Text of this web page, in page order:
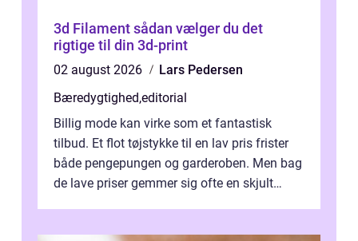
3d Filament sådan vælger du det
rigtige til din 3d-print
02 august 2026
Lars Pedersen
Bæredygtighed,editorial
Billig mode kan virke som et fantastisk
tilbud. Et flot tøjstykke til en lav pris frister
både pengepungen og garderoben. Men bag
de lave priser gemmer sig ofte en skjult